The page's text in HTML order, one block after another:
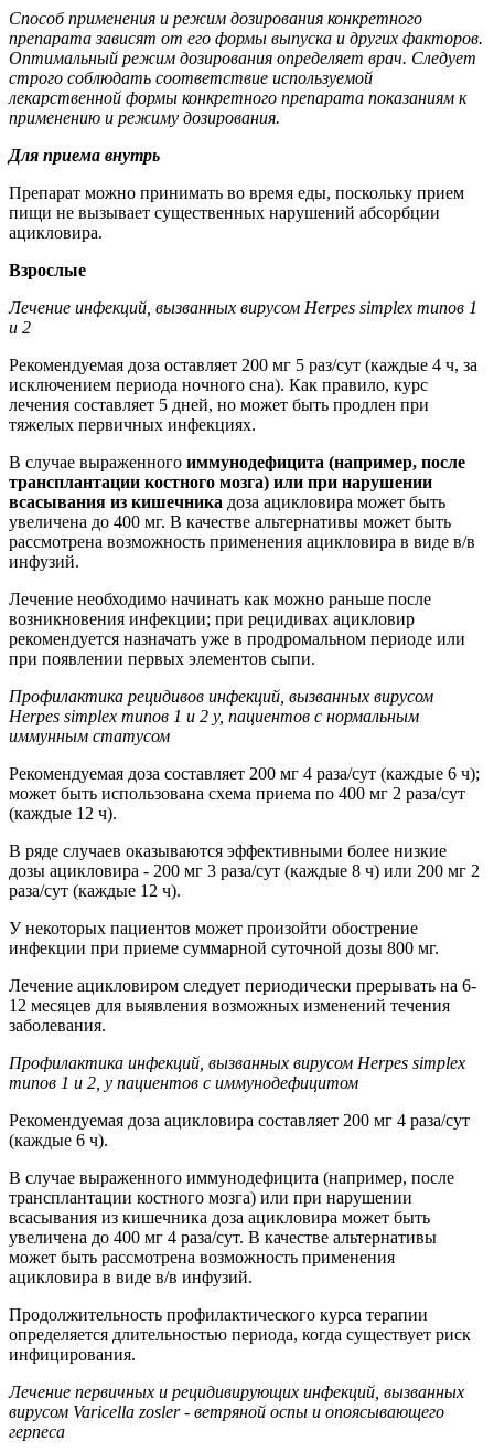
Способ применения и режим дозирования конкретного
препарата зависят от его формы выпуска и других факторов.
Оптимальный режим дозирования определяет врач. Следует
строго соблюдать соответствие используемой
лекарственной формы конкретного препарата показаниям к
применению и режиму дозирования.
Для приема внутрь
Препарат можно принимать во время еды, поскольку прием
пищи не вызывает существенных нарушений абсорбции
ацикловира.
Взрослые
Лечение инфекций, вызванных вирусом Herpes simplex типов 1
и 2
Рекомендуемая доза оставляет 200 мг 5 раз/сут (каждые 4 ч, за
исключением периода ночного сна). Как правило, курс
лечения составляет 5 дней, но может быть продлен при
тяжелых первичных инфекциях.
В случае выраженного иммунодефицита (например, после
трансплантации костного мозга) или при нарушении
всасывания из кишечника доза ацикловира может быть
увеличена до 400 мг. В качестве альтернативы может быть
рассмотрена возможность применения ацикловира в виде в/в
инфузий.
Лечение необходимо начинать как можно раньше после
возникновения инфекции; при рецидивах ацикловир
рекомендуется назначать уже в продромальном периоде или
при появлении первых элементов сыпи.
Профилактика рецидивов инфекций, вызванных вирусом
Herpes simplex типов 1 и 2 у, пациентов с нормальным
иммунным статусом
Рекомендуемая доза составляет 200 мг 4 раза/сут (каждые 6 ч);
может быть использована схема приема по 400 мг 2 раза/сут
(каждые 12 ч).
В ряде случаев оказываются эффективными более низкие
дозы ацикловира - 200 мг 3 раза/сут (каждые 8 ч) или 200 мг 2
раза/сут (каждые 12 ч).
У некоторых пациентов может произойти обострение
инфекции при приеме суммарной суточной дозы 800 мг.
Лечение ацикловиром следует периодически прерывать на 6-
12 месяцев для выявления возможных изменений течения
заболевания.
Профилактика инфекций, вызванных вирусом Herpes simplex
типов 1 и 2, у пациентов с иммунодефицитом
Рекомендуемая доза ацикловира составляет 200 мг 4 раза/сут
(каждые 6 ч).
В случае выраженного иммунодефицита (например, после
трансплантации костного мозга) или при нарушении
всасывания из кишечника доза ацикловира может быть
увеличена до 400 мг 4 раза/сут. В качестве альтернативы
может быть рассмотрена возможность применения
ацикловира в виде в/в инфузий.
Продолжительность профилактического курса терапии
определяется длительностью периода, когда существует риск
инфицирования.
Лечение первичных и рецидивирующих инфекций, вызванных
вирусом Varicella zosler - ветряной оспы и опоясывающего
герпеса